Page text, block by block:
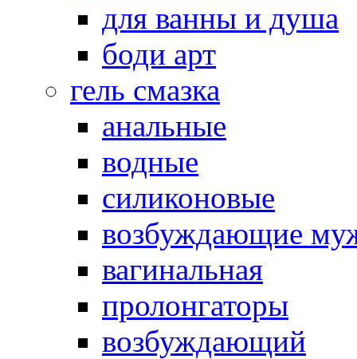
для ванны и душа
боди арт
гель смазка
анальные
водные
силиконовые
возбуждающие
вагинальная
пролонгаторы
возбуждающий